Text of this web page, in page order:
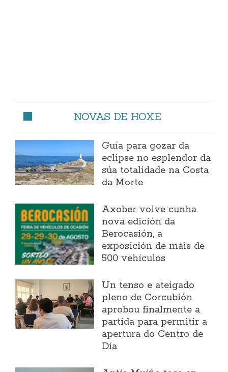
NOVAS DE HOXE
Guía para gozar da
eclipse no esplendor da
súa totalidade na Costa
da Morte
Axober volve cunha
nova edición da
Berocasión, a
exposición de máis de
500 vehículos
Un tenso e ateigado
pleno de Corcubión
aprobou finalmente a
partida para permitir a
apertura do Centro de
Día